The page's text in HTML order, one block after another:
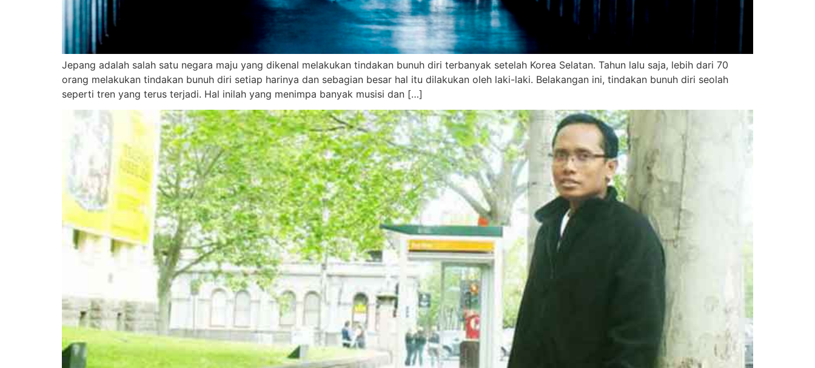
Jepang adalah salah satu negara maju yang dikenal melakukan tindakan bunuh diri terbanyak setelah Korea Selatan. Tahun lalu saja, lebih dari 70
orang melakukan tindakan bunuh diri setiap harinya dan sebagian besar hal itu dilakukan oleh laki-laki. Belakangan ini, tindakan bunuh diri seolah
seperti tren yang terus terjadi. Hal inilah yang menimpa banyak musisi dan […]